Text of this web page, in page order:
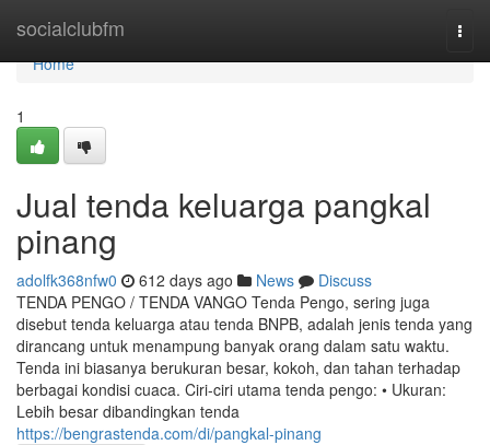
socialclubfm
Home
Home
1
Jual tenda keluarga pangkal
pinang
adolfk368nfw0 612 days ago News
Discuss
TENDA PENGO / TENDA VANGO Tenda Pengo, sering juga
disebut tenda keluarga atau tenda BNPB, adalah jenis tenda yang
dirancang untuk menampung banyak orang dalam satu waktu.
Tenda ini biasanya berukuran besar, kokoh, dan tahan terhadap
berbagai kondisi cuaca. Ciri-ciri utama tenda pengo: • Ukuran:
Lebih besar dibandingkan tenda
https://bengrastenda.com/di/pangkal-pinang